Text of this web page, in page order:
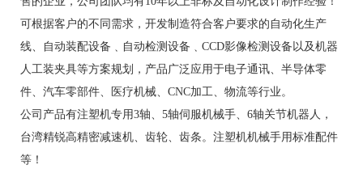
可根据客户的不同需求，开发制造符合客户要求的自动化生产
线、自动装配设备﹑自动检测设备﹑CCD影像检测设备以及机器
人工装夹具等方案规划，产品广泛应用于电子通讯、半导体零
件、汽车零部件、医疗机械、CNC加工、物流等行业。
公司产品有注塑机专用3轴、5轴伺服机械手、6轴关节机器人，
台湾精锐高精密减速机、齿轮、齿条。注塑机机械手用标准配件
等！